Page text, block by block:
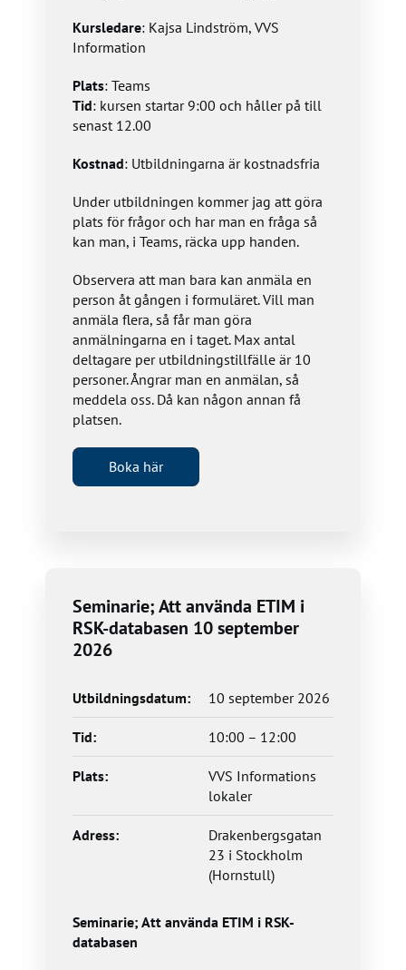
Kursledare: Kajsa Lindström, VVS
Information
Plats: Teams
Tid: kursen startar 9:00 och håller på till
senast 12.00
Kostnad: Utbildningarna är kostnadsfria
Under utbildningen kommer jag att göra
plats för frågor och har man en fråga så
kan man, i Teams, räcka upp handen.
Observera att man bara kan anmäla en
person åt gången i formuläret. Vill man
anmäla flera, så får man göra
anmälningarna en i taget. Max antal
deltagare per utbildningstillfälle är 10
personer. Ångrar man en anmälan, så
meddela oss. Då kan någon annan få
platsen.
Boka här
Seminarie; Att använda ETIM i
RSK-databasen 10 september
2026
Utbildningsdatum: 10 september 2026
Tid: 10:00 – 12:00
Plats:
VVS Informations
lokaler
Adress:
Drakenbergsgatan
23 i Stockholm
(Hornstull)
Seminarie; Att använda ETIM i RSK-
databasen